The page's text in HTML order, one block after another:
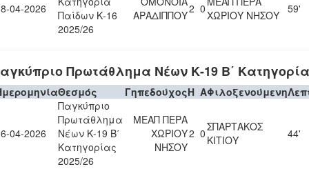
04-2026
Παίδων Κ-16
2025/26
ΑΡΑΔΙΠΠΟΥ2 0ΧΩΡΙΟΥ ΝΗΣΟΥ 59'
Πρωτάθλημα Νέων Κ-19 Β΄
Θεσμός ΓηπεδούχοςH AΦιλοξενούμενη
04-2026
Παγκύπριο
Πρωτάθλημα
Νέων Κ-19 Β΄
Κατηγορίας
2025/26
ΜΕΑΠ ΠΕΡΑ
ΧΩΡΙΟΥ
ΝΗΣΟΥ
2 0ΣΠΑΡΤΑΚΟΣ
ΚΙΤΙΟΥ
44'